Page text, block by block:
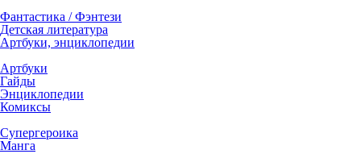
Фантастика / Фэнтези
Детская литература
Артбуки, энциклопедии
Артбуки
Гайды
Энциклопедии
Комиксы
Супергероика
Манга